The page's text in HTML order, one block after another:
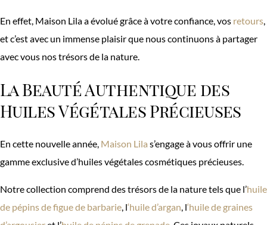
En effet, Maison Lila a évolué grâce à votre confiance, vos retours,
et c’est avec un immense plaisir que nous continuons à partager
avec vous nos trésors de la nature.
La Beauté Authentique des
Huiles Végétales Précieuses
En cette nouvelle année, Maison Lila s’engage à vous offrir une
gamme exclusive d’huiles végétales cosmétiques précieuses.
Notre collection comprend des trésors de la nature tels que l’huile
de pépins de figue de barbarie, l‘huile d’argan, l‘huile de graines